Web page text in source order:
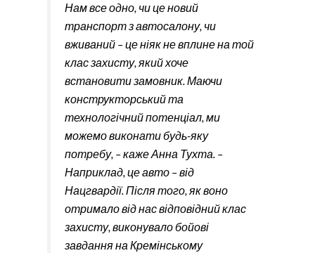
Нам все одно, чи це новий
транспорт з автосалону, чи
вживаний – це ніяк не вплине на той
клас захисту, який хоче
встановити замовник. Маючи
конструкторський та
технологічний потенціал, ми
можемо виконати будь-яку
потребу, – каже Анна Тухта. –
Наприклад, це авто – від
Нацгвардії. Після того, як воно
отримало від нас відповідний клас
захисту, виконувало бойові
завдання на Кремінському